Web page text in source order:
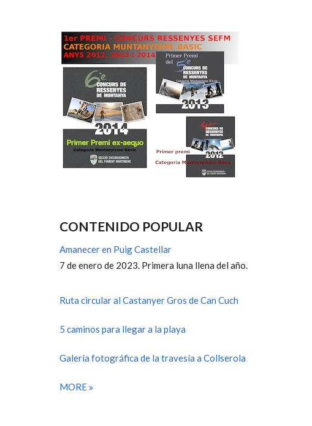
CONTENIDO POPULAR
Amanecer en Puig Castellar
7 de enero de 2023. Primera luna llena del año.
Ruta circular al Castanyer Gros de Can Cuch
5 caminos para llegar a la playa
Galería fotográfica de la travesía a Collserola
MORE